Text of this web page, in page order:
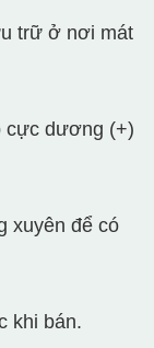
trữ ở nơi mát
cực dương (+)
xuyên để có
khi bán.